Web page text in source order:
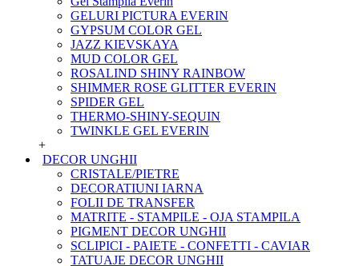
GELURI PICTURA EVERIN
GYPSUM COLOR GEL
JAZZ KIEVSKAYA
MUD COLOR GEL
ROSALIND SHINY RAINBOW
SHIMMER ROSE GLITTER EVERIN
SPIDER GEL
THERMO-SHINY-SEQUIN
TWINKLE GEL EVERIN
+
DECOR UNGHII
CRISTALE/PIETRE
DECORATIUNI IARNA
FOLII DE TRANSFER
MATRITE - STAMPILE - OJA STAMPILA
PIGMENT DECOR UNGHII
SCLIPICI - PAIETE - CONFETTI - CAVIAR
TATUAJE DECOR UNGHII